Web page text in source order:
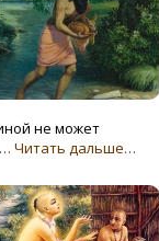
не может
… Читать дальше…